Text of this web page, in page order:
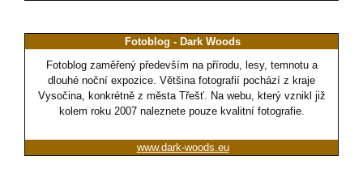
Fotoblog - Dark Woods
Fotoblog zaměřený především na přírodu, lesy, temnotu a
dlouhé noční expozice. Většina fotografií pochází z kraje
Vysočina, konkrétně z města Třešť. Na webu, který vznikl již
kolem roku 2007 naleznete pouze kvalitní fotografie.
www.dark-woods.eu